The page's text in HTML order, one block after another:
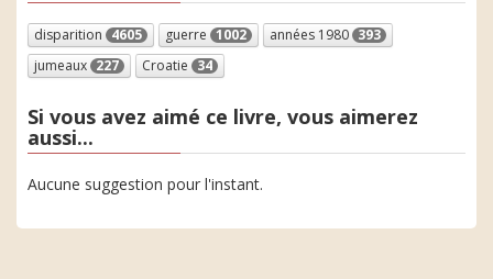
disparition 4605 guerre 1002 années 1980 393
jumeaux 227 Croatie 34
Si vous avez aimé ce livre, vous aimerez
aussi...
Aucune suggestion pour l'instant.